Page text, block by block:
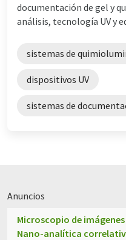
documentación de gel y
análisis, tecnología UV y
sistemas de
dispositivos UV
sistemas de
Anuncios
Microscopio de imágenes
Nano-analítica